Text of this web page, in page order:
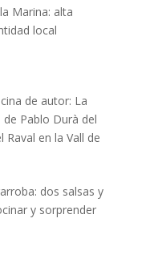
Marina: alta
local
de autor: La
Pablo Durà del
Raval en la Vall de
dos salsas y
y sorprender